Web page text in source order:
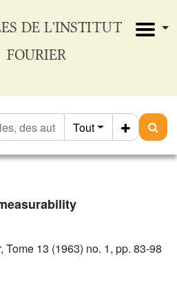
DE L'INSTITUT
FOURIER
Tout
13 (1963) no. 1, pp. 83-98